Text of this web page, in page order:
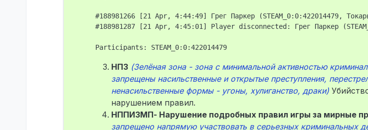
#188981266 [21 Apr, 4:44:49] Грег Паркер (STEAM_0:0:422014479,
#188981287 [21 Apr, 4:45:01] Player disconnected: Грег Паркер
НПЗ (Зелёная зона - зона с минимальной активностью
запрещены насильственные и открытые преступления,
ненасильственные формы - угоны, хулиганство, драки)
нарушением правил.
НППИЗМП- Нарушение подробных правил игры за мирные
запрещено напрямую участвовать в серьезных криминальных